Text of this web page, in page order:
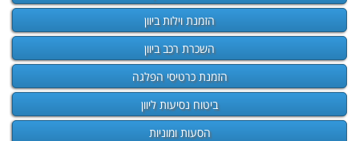
הזמנת וילות ביוון
השכרת רכב ביוון
הזמנת כרטיסי הפלגה
ביטוח נסיעות ליוון
הסעות ומוניות